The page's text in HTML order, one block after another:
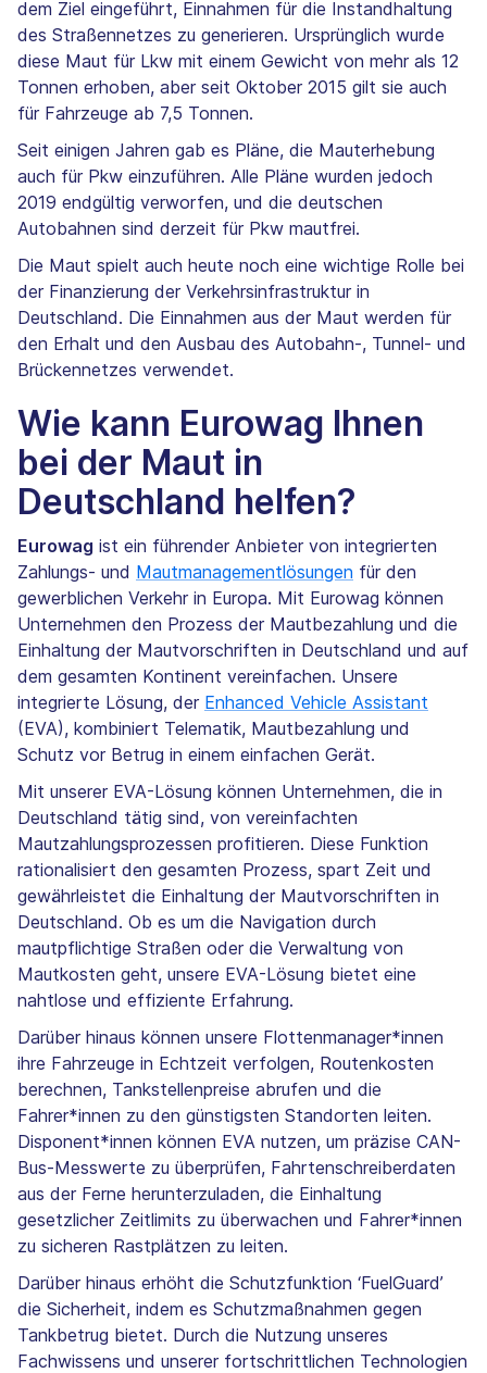
dem Ziel eingeführt, Einnahmen für die Instandhaltung
des Straßennetzes zu generieren. Ursprünglich wurde
diese Maut für Lkw mit einem Gewicht von mehr als 12
Tonnen erhoben, aber seit Oktober 2015 gilt sie auch
für Fahrzeuge ab 7,5 Tonnen.
Seit einigen Jahren gab es Pläne, die Mauterhebung
auch für Pkw einzuführen. Alle Pläne wurden jedoch
2019 endgültig verworfen, und die deutschen
Autobahnen sind derzeit für Pkw mautfrei.
Die Maut spielt auch heute noch eine wichtige Rolle bei
der Finanzierung der Verkehrsinfrastruktur in
Deutschland. Die Einnahmen aus der Maut werden für
den Erhalt und den Ausbau des Autobahn-, Tunnel- und
Brückennetzes verwendet.
Wie kann Eurowag Ihnen
bei der Maut in
Deutschland helfen?
Eurowag ist ein führender Anbieter von integrierten
Zahlungs- und Mautmanagementlösungen für den
gewerblichen Verkehr in Europa. Mit Eurowag können
Unternehmen den Prozess der Mautbezahlung und die
Einhaltung der Mautvorschriften in Deutschland und auf
dem gesamten Kontinent vereinfachen. Unsere
integrierte Lösung, der Enhanced Vehicle Assistant
(EVA), kombiniert Telematik, Mautbezahlung und
Schutz vor Betrug in einem einfachen Gerät.
Mit unserer EVA-Lösung können Unternehmen, die in
Deutschland tätig sind, von vereinfachten
Mautzahlungsprozessen profitieren. Diese Funktion
rationalisiert den gesamten Prozess, spart Zeit und
gewährleistet die Einhaltung der Mautvorschriften in
Deutschland. Ob es um die Navigation durch
mautpflichtige Straßen oder die Verwaltung von
Mautkosten geht, unsere EVA-Lösung bietet eine
nahtlose und effiziente Erfahrung.
Darüber hinaus können unsere Flottenmanager*innen
ihre Fahrzeuge in Echtzeit verfolgen, Routenkosten
berechnen, Tankstellenpreise abrufen und die
Fahrer*innen zu den günstigsten Standorten leiten.
Disponent*innen können EVA nutzen, um präzise CAN-
Bus-Messwerte zu überprüfen, Fahrtenschreiberdaten
aus der Ferne herunterzuladen, die Einhaltung
gesetzlicher Zeitlimits zu überwachen und Fahrer*innen
zu sicheren Rastplätzen zu leiten.
Darüber hinaus erhöht die Schutzfunktion ‘FuelGuard’
die Sicherheit, indem es Schutzmaßnahmen gegen
Tankbetrug bietet. Durch die Nutzung unseres
Fachwissens und unserer fortschrittlichen Technologien